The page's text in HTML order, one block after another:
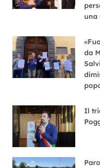
una
da
Il